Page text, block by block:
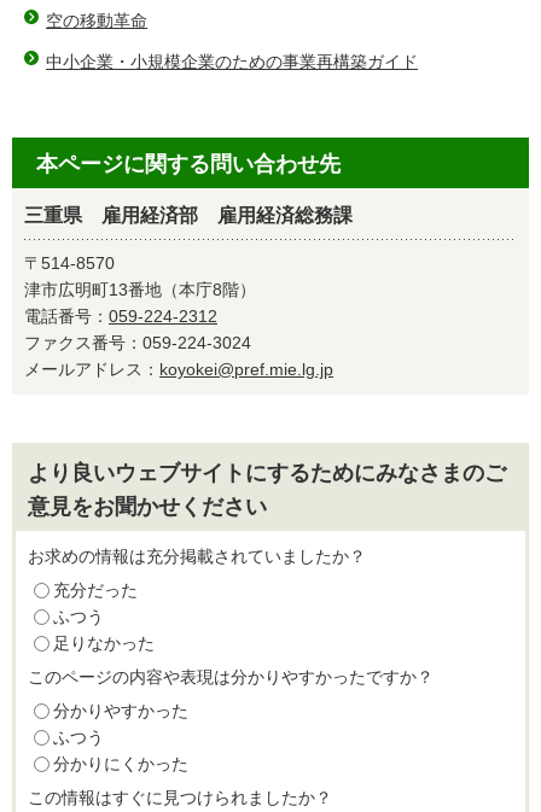
空の移動革命
中小企業・小規模企業のための事業再構築ガイド
本ページに関する問い合わせ先
三重県 雇用経済部 雇用経済総務課
〒514-8570
津市広明町13番地（本庁8階）
電話番号： 059-224-2312
ファクス番号：059-224-3024
メールアドレス： koyokei@pref.mie.lg.jp
より良いウェブサイトにするためにみなさまのご
意見をお聞かせください
お求めの情報は充分掲載されていましたか？
充分だった
ふつう
足りなかった
このページの内容や表現は分かりやすかったですか？
分かりやすかった
ふつう
分かりにくかった
この情報はすぐに見つけられましたか？